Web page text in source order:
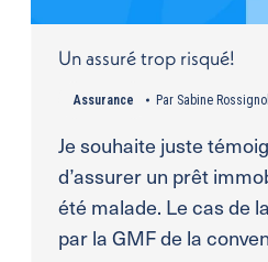
Un assuré trop risqué!
Assurance Par Sabine Rossignol
Je souhaite juste
d’assurer un prêt
été malade. Le cas de
par la GMF de la